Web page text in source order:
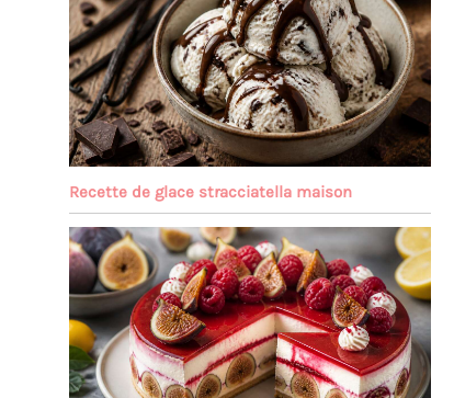
Recette de glace stracciatella maison